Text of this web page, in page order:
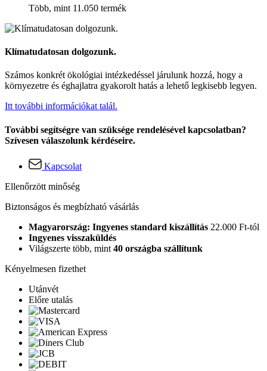
Több, mint 11.050 termék
Klímatudatosan dolgozunk.
Számos konkrét ökológiai intézkedéssel járulunk hozzá, hogy a
környezetre és éghajlatra gyakorolt hatás a lehető legkisebb legyen.
Itt további információkat talál.
További segítségre van szüksége rendelésével kapcsolatban?
Szívesen válaszolunk kérdéseire.
Kapcsolat
Ellenőrzött minőség
Biztonságos és megbízható vásárlás
Magyarország: Ingyenes standard kiszállítás 22.000 Ft-tól
Ingyenes visszaküldés
Világszerte több, mint 40 országba szállítunk
Kényelmesen fizethet
Utánvét
Előre utalás